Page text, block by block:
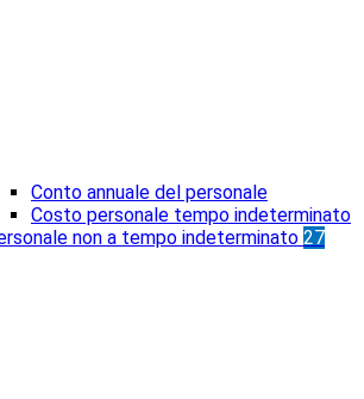
Conto annuale del personale
Costo personale tempo indeterminato
non a tempo indeterminato 27